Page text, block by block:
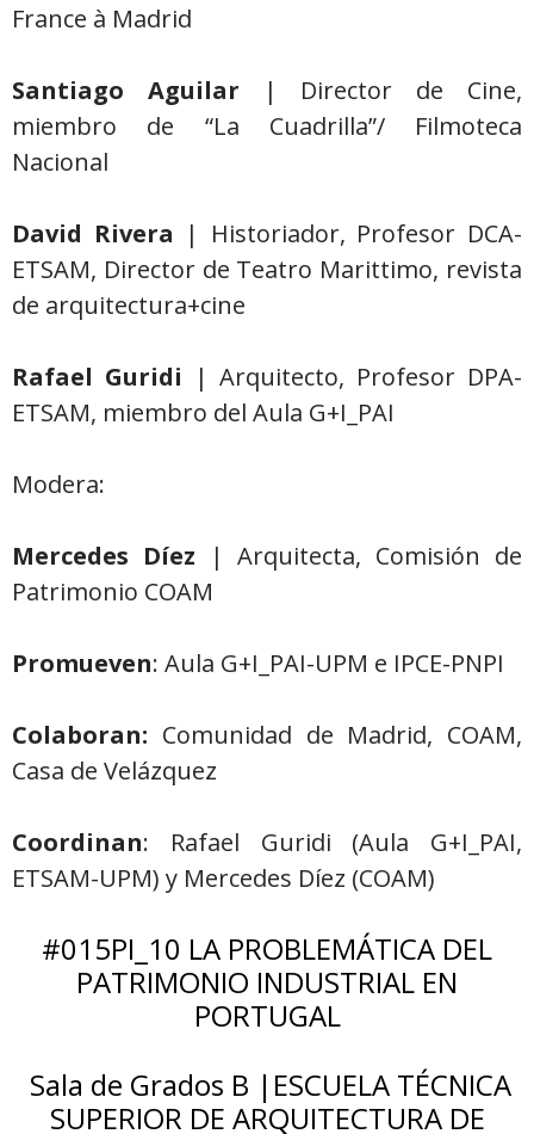
France à Madrid
Santiago Aguilar | Director de Cine,
miembro de “La Cuadrilla”/ Filmoteca
Nacional
David Rivera | Historiador, Profesor DCA-
ETSAM, Director de Teatro Marittimo, revista
de arquitectura+cine
Rafael Guridi | Arquitecto, Profesor DPA-
ETSAM, miembro del Aula G+I_PAI
Modera:
Mercedes Díez | Arquitecta, Comisión de
Patrimonio COAM
Promueven: Aula G+I_PAI-UPM e IPCE-PNPI
Colaboran: Comunidad de Madrid, COAM,
Casa de Velázquez
Coordinan: Rafael Guridi (Aula G+I_PAI,
ETSAM-UPM) y Mercedes Díez (COAM)
#015PI_10 LA PROBLEMÁTICA DEL
PATRIMONIO INDUSTRIAL EN
PORTUGAL
Sala de Grados B |ESCUELA TÉCNICA
SUPERIOR DE ARQUITECTURA DE